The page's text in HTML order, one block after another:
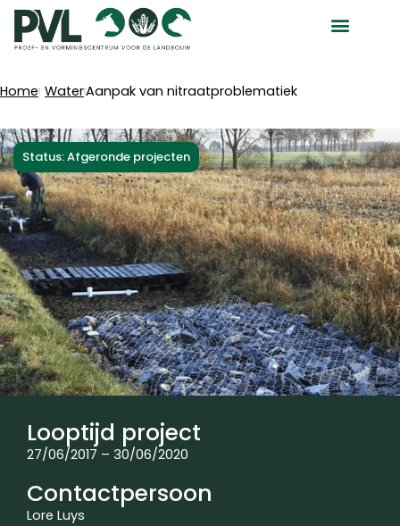
Ga
naar
de
Home WaterAanpak van nitraatproblematiek
Status: Afgeronde projecten
Looptijd project
27/06/2017 – 30/06/2020
Contactpersoon
Lore Luys